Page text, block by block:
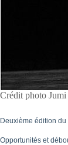
Crédit photo
Deuxième édition
Opportunités et